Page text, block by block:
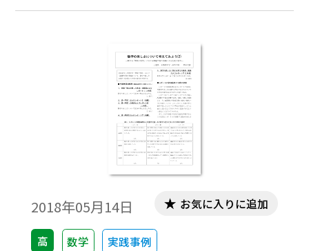
2018年05月14日
高 数学 実践事例
お気に入りに追加